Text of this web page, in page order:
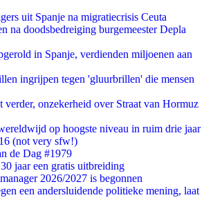
uit Spanje na migratiecrisis Ceuta
na doodsbedreiging burgemeester Depla
in Spanje, verdienden miljoenen aan
ingrijpen tegen 'gluurbrillen' die mensen
verder, onzekerheid over Straat van Hormuz
op hoogste niveau in ruim drie jaar
(not very sfw!)
de Dag #1979
jaar een gratis uitbreiding
2026/2027 is begonnen
een andersluidende politieke mening, laat